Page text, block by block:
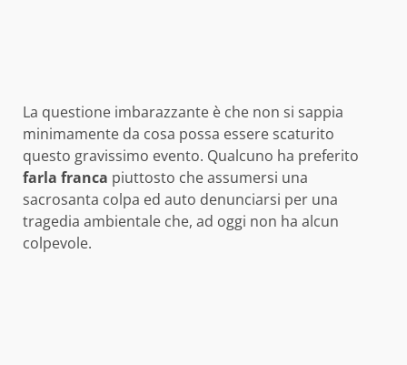
La questione imbarazzante è che non si sappia
minimamente da cosa possa essere scaturito
questo gravissimo evento. Qualcuno ha preferito
farla franca piuttosto che assumersi una
sacrosanta colpa ed auto denunciarsi per una
tragedia ambientale che, ad oggi non ha alcun
colpevole.